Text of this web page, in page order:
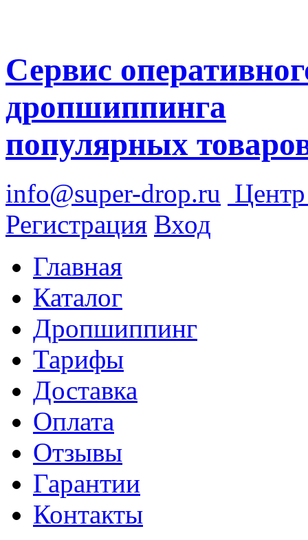
Сервис
дропшиппинга
популярных
info@super-drop.ru
Регистрация Вход
Главная
Каталог
Дропшиппинг
Тарифы
Доставка
Оплата
Отзывы
Гарантии
Контакты